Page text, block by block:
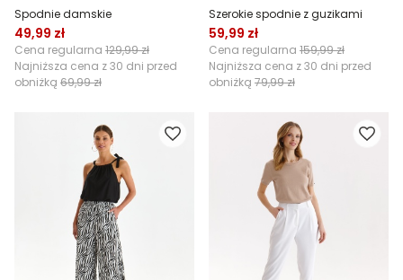
Spodnie damskie
49,99 zł
Cena regularna 129,99 zł
Najniższa cena z 30 dni przed
obniżką 69,99 zł
Szerokie spodnie z guzikami
59,99 zł
Cena regularna 159,99 zł
Najniższa cena z 30 dni przed
obniżką 79,99 zł